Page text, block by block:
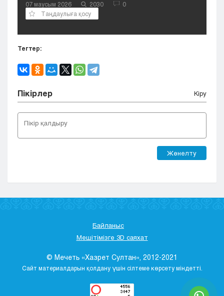
07 маусым 2026 2030
0
Таңдаулыға қосу
Тегтер:
Пікірлер Кіру
Жөнелту
Байланыс
Мешітімізге 3D саяхат
© Мечеть «Хазрет Султан», 2012-2021
Сайт материалдарын қолдану үшін сілтеме көрсету міндетті.